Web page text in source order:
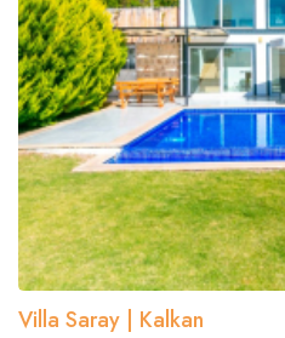
Villa Saray | Kalkan